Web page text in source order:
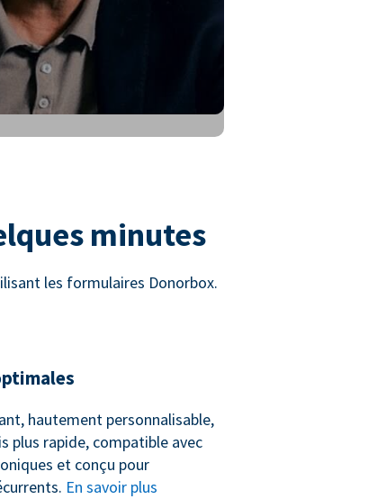
minutes
les formulaires Donorbox.
hautement personnalisable,
plus rapide, compatible avec
et conçu pour
En savoir plus